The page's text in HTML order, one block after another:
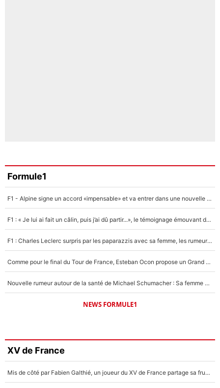
Formule1
F1 - Alpine signe un accord «impensable» et va entrer dans une nouvelle dimension : Grande nouvelle pour Pierre Gasly !
F1 : « Je lui ai fait un câlin, puis j’ai dû partir...», le témoignage émouvant de Max Verstappen sur sa fille
F1 : Charles Leclerc surpris par les paparazzis avec sa femme, les rumeurs étaient vraies !
Comme pour le final du Tour de France, Esteban Ocon propose un Grand Prix de Formule 1 à Paris : «Autour de l’Arc de Triomphe, ce serait génial» !
Nouvelle rumeur autour de la santé de Michael Schumacher : Sa femme Corinna sort du silence
NEWS FORMULE1
XV de France
Mis de côté par Fabien Galthié, un joueur du XV de France partage sa frustration : «ils ne me l’ont pas dit tout de suite»